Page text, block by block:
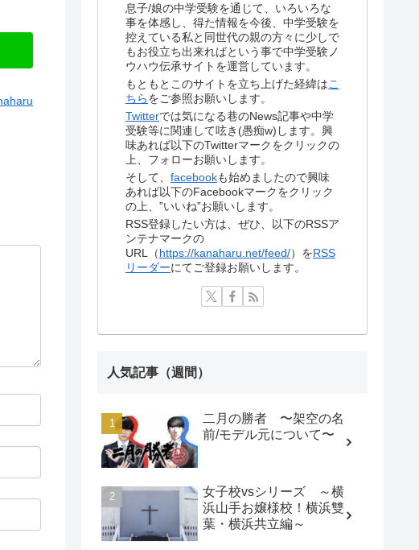
息子/娘の中学受験を通じて、いろいろな
事を体感し、得た情報を今後、中学受験を
控えている私と同世代の親の方々に少しで
もお役立ち出来ればという事で中学受験ノ
ウハウ伝承サイトを運営しています。
もともとこのサイトを立ち上げた経緯はこ
ちらをご参照お願いします。
Twitterでは気になる巷のNews記事や中学
受験等に関連して呟き(愚痴w)します。興
味あれば以下のTwitterマークをクリックの
上、フォローお願いします。
そして、 facebookも始めましたので興味
あれば以下のFacebookマークをクリック
の上、”いいね”お願いします。
RSS登録したい方は、ぜひ、以下のRSSア
ンテナマークの
URL（https://kanaharu.net/feed/）をRSS
リーダーにてご登録お願いします。
人気記事（週間）
二月の勝者 〜架空の名
前/モデル元について〜
女子校vsシリーズ ～横
浜山手お嬢様校！横浜雙
葉・横浜共立編～